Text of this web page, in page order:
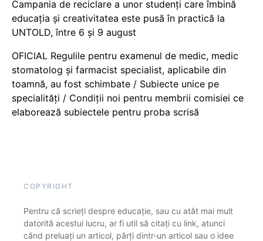
Campania de reciclare a unor studenți care îmbină
educația și creativitatea este pusă în practică la
UNTOLD, între 6 și 9 august
OFICIAL Regulile pentru examenul de medic, medic
stomatolog și farmacist specialist, aplicabile din
toamnă, au fost schimbate / Subiecte unice pe
specialități / Condiții noi pentru membrii comisiei ce
elaborează subiectele pentru proba scrisă
COPYRIGHT
Pentru că scrieți despre educație, sau cu atât mai mult
datorită acestui lucru, ar fi util să citați cu link, atunci
când preluați un articol, părți dintr-un articol sau o idee